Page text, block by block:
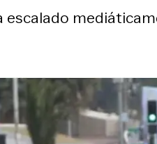
escalado